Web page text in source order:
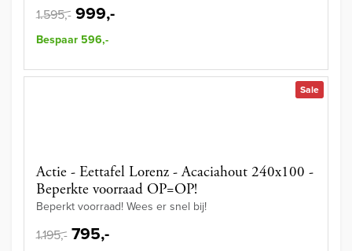
1.595,- 999,-
Bespaar 596,-
Sale
Actie - Eettafel Lorenz - Acaciahout 240x100 -
Beperkte voorraad OP=OP!
Beperkt voorraad! Wees er snel bij!
1.195,- 795,-